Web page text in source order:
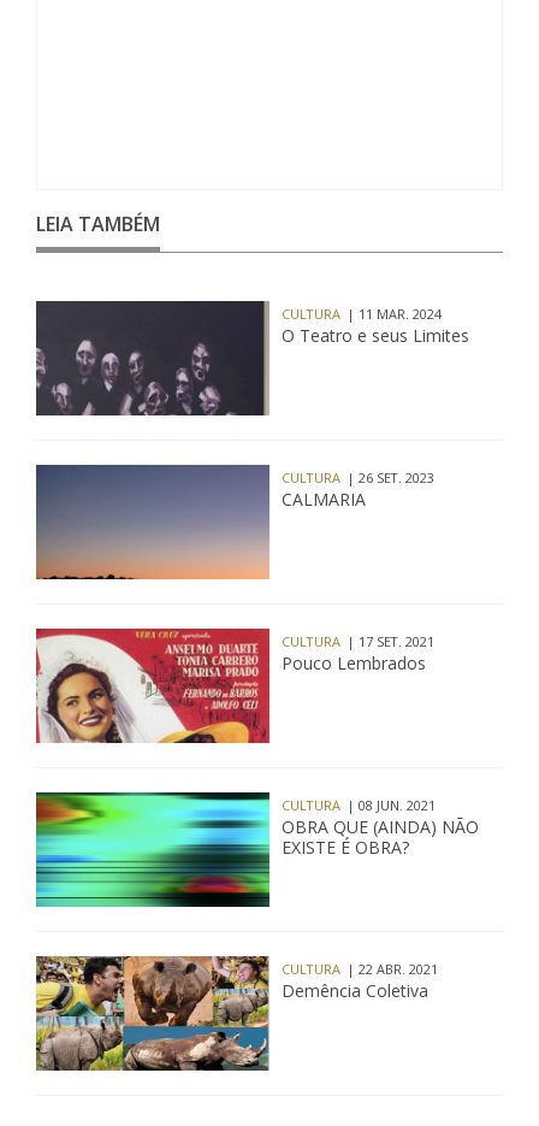
LEIA TAMBÉM
CULTURA | 11 MAR. 2024
O Teatro e seus Limites
CULTURA | 26 SET. 2023
CALMARIA
CULTURA | 17 SET. 2021
Pouco Lembrados
CULTURA | 08 JUN. 2021
OBRA QUE (AINDA) NÃO
EXISTE É OBRA?
CULTURA | 22 ABR. 2021
Demência Coletiva